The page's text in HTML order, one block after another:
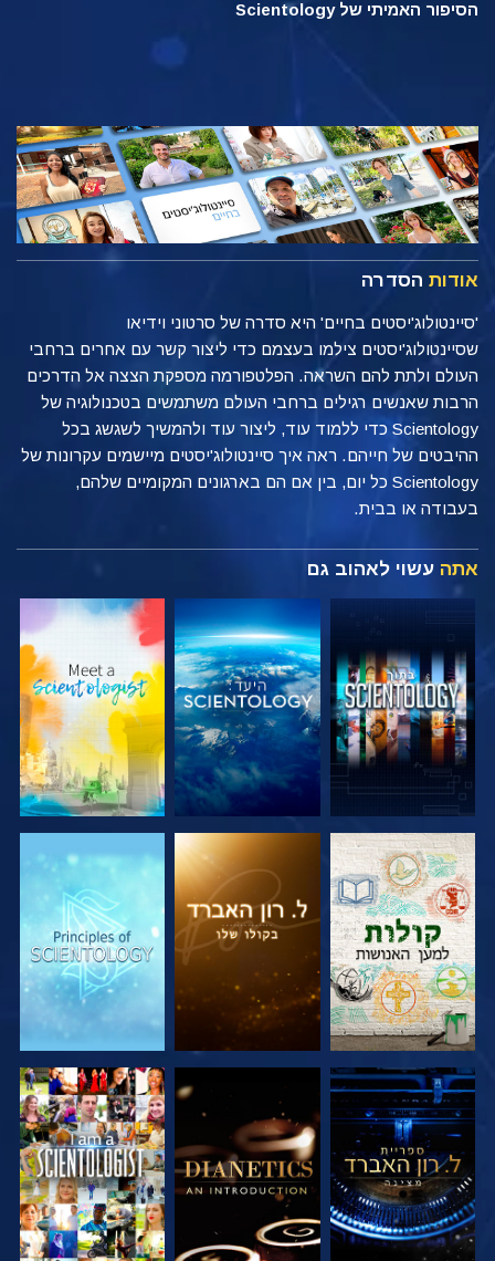
הסיפור האמיתי של Scientology
אודות הסדרה
'סיינטולוג'יסטים בחיים' היא סדרה של סרטוני וידיאו
שסיינטולוג'יסטים צילמו בעצמם כדי ליצור קשר עם אחרים ברחבי
העולם ולתת להם השראה. הפלטפורמה מספקת הצצה אל הדרכים
הרבות שאנשים רגילים ברחבי העולם משתמשים בטכנולוגיה של
Scientology כדי ללמוד עוד, ליצור עוד ולהמשיך לשגשג בכל
ההיבטים של חייהם. ראה איך סיינטולוג'יסטים מיישמים עקרונות של
Scientology כל יום, בין אם הם בארגונים המקומיים שלהם,
בעבודה או בבית.
אתה עשוי לאהוב גם
בדוק את הסדרה בדוק את הסדרה בדוק את הסדרה
בדוק את הסדרה בדוק את הסדרה צפה